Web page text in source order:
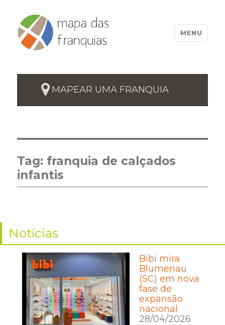
MENU
MAPEAR UMA FRANQUIA
Tag: franquia de calçados
infantis
Notícias
Bibi mira
Blumenau
(SC) em nova
fase de
expansão
nacional
28/04/2026